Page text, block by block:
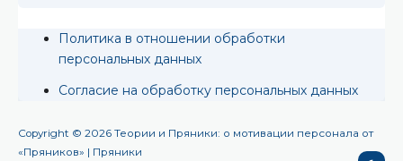
Политика в отношении обработки
персональных данных
Согласие на обработку персональных данных
Copyright © 2026 Теории и Пряники: о мотивации персонала от
«Пряников» | Пряники